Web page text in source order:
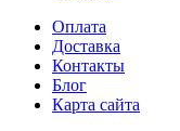
Оплата
Доставка
Контакты
Блог
Карта сайта